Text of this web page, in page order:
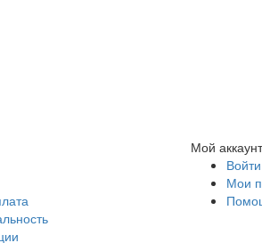
Мой аккаунт
Войти
Мои